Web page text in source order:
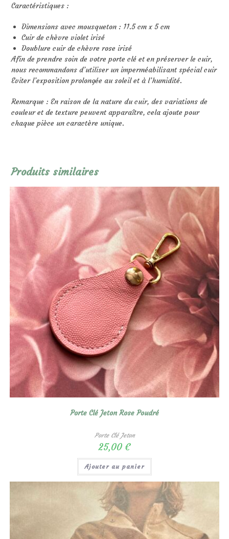
Caractéristiques :
Dimensions avec mousqueton : 11.5 cm x 5 cm
Cuir de chèvre violet irisé
Doublure cuir de chèvre rose irisé
Afin de prendre soin de votre porte clé et en préserver le cuir,
nous recommandons d’utiliser un imperméabilisant spécial cuir
Eviter l’exposition prolongée au soleil et à l’humidité.
Remarque : En raison de la nature du cuir, des variations de
couleur et de texture peuvent apparaître, cela ajoute pour
chaque pièce un caractère unique.
Produits similaires
Porte Clé Jeton Rose Poudré
Porte Clé Jeton
25,00 €
Ajouter au panier